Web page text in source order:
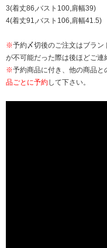
3(着丈86,バスト100,肩幅39)
4(着丈91,バスト106,肩幅41.5)
※予約〆切後のご注文はブラ
が不可能だった際は後ほどご連
※予約商品に付き、他の商品
品ごとに予約して下さい。